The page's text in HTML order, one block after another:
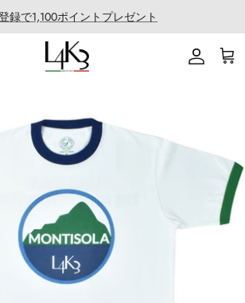
録で1,100ポイントプレゼント
즈
리즈
개